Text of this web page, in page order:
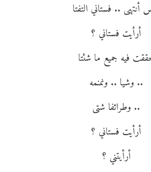
أنتهى .. فستاني التفتا
أرأيت فستاني ؟
فيه جميع ما شئتا
.. وشيا .. ونمنمه
.. وطرائفا شتى
أرأيت فستاني ؟
أرأيتني ؟